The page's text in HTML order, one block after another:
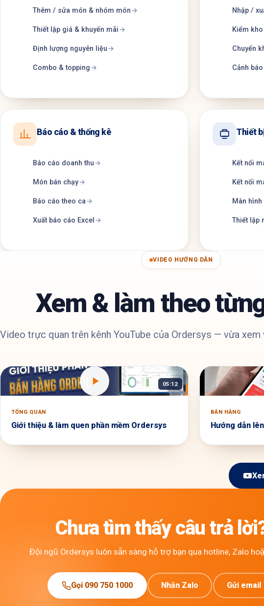
Thêm / sửa món & nhóm món
Thiết lập giá & khuyến mãi
Định lượng nguyên liệu
Combo & topping
Nhập /
Kiểm kho
Chuyển
Cảnh
Báo cáo & thống kê
Báo cáo doanh thu
Món bán chạy
Báo cáo theo ca
Xuất báo cáo Excel
Thiết
Kết nối
Kết nối
Màn hình
Thiết lập
VIDEO HƯỚNG DẪN
Xem & làm theo
Video trực quan trên kênh YouTube của Ordersys — vừa
05:12
TỔNG QUAN
Giới thiệu & làm quen phần mềm Ordersys
BÁN HÀNG
Hướng dẫn
Chưa tìm thấy câu trả
Đội ngũ Ordersys luôn sẵn sàng hỗ trợ bạn qua hotline, Zalo
Gọi 090 750 1000 Nhắn Zalo Gửi email